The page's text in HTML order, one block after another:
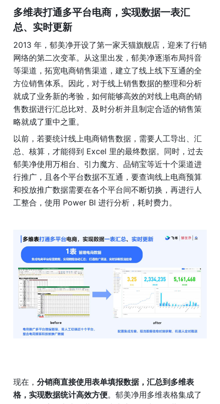
多维表打通多平台电商，实现数据一表汇
总、实时更新
2013 年，郁美净开设了第一家天猫旗舰店，迎来了行销
网络的第二次变革。从这里出发，郁美净逐渐布局抖音
等渠道，拓宽电商销售渠道，建立了线上线下互通的全
方位销售体系。因此，对于线上销售数据的整理和分析
就成了业务新的考验，如何能够高效的对线上电商的销
售数据进行汇总比对、及时分析并且制定合适的销售策
略就成了重中之重。
以前，若要统计线上电商销售数据，需要人工导出、汇
总、核算，才能得到 Excel 里的最终数据。同时，过去
郁美净使用万相台、引力魔方、品销宝等近十个渠道进
行推广，且各个平台数据不互通，要查询线上电商预算
和投放推广数据需要在各个平台间不断切换，再进行人
工整合，使用 Power BI 进行分析，耗时费力。
现在， 分销商直接使用表单填报数据，汇总到多维表
格，实现数据统计高效方便。郁美净用多维表格集成了